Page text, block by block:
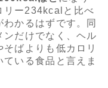
リー234kcalと比べ
かるはずです。同
ンだけでなく、ヘル
ばよりも低カロリ
いる食品と言えま